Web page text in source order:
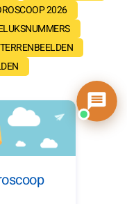
2026